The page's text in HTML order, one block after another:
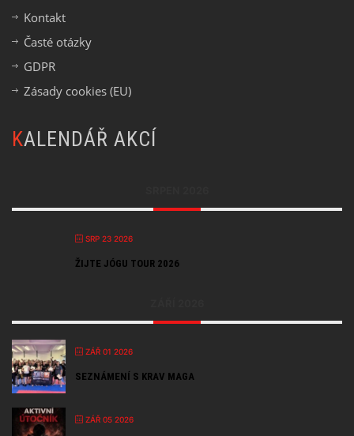
Kontakt
Časté otázky
GDPR
Zásady cookies (EU)
KALENDÁŘ AKCÍ
SRP 23 2026
ŽIJTE JÓGU TOUR 2026
ZÁŘ 01 2026
SEZNÁMENÍ S KRAV MAGA
ZÁŘ 05 2026